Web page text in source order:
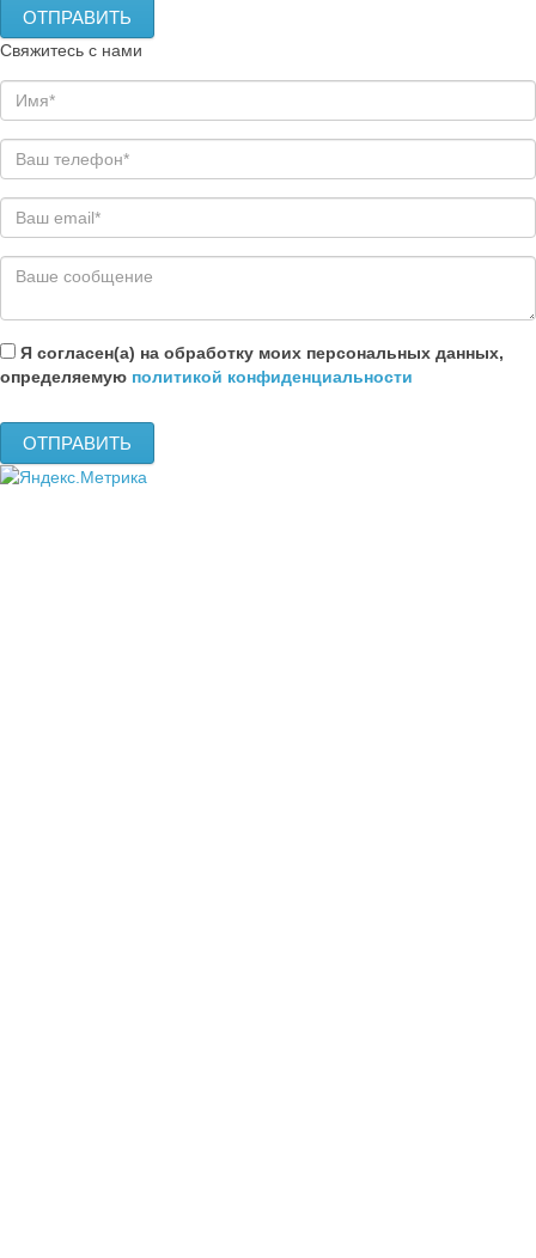
Свяжитесь с нами
Я согласен(а) на обработку моих персональных данных,
определяемую политикой конфиденциальности